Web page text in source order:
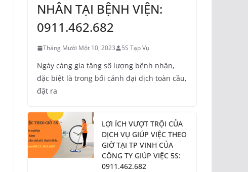
NHÂN TẠI BỆNH VIỆN:
0911.462.682
Tháng Mười Một 10, 2023 5S Tạp Vụ
Ngày càng gia tăng số lượng bệnh nhân,
đặc biệt là trong bối cảnh đại dịch toàn cầu,
đặt ra
LỢI ÍCH VƯỢT TRỘI CỦA
DỊCH VỤ GIÚP VIỆC THEO
GIỜ TẠI TP VINH CỦA
CÔNG TY GIÚP VIỆC 5S:
0911.462.682